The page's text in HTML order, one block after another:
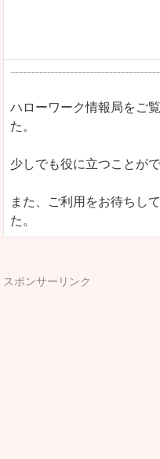
ハローワーク情報局をご
た。
少しでも役に立つことが
また、ご利用をお待ちし
た。
スポンサーリンク